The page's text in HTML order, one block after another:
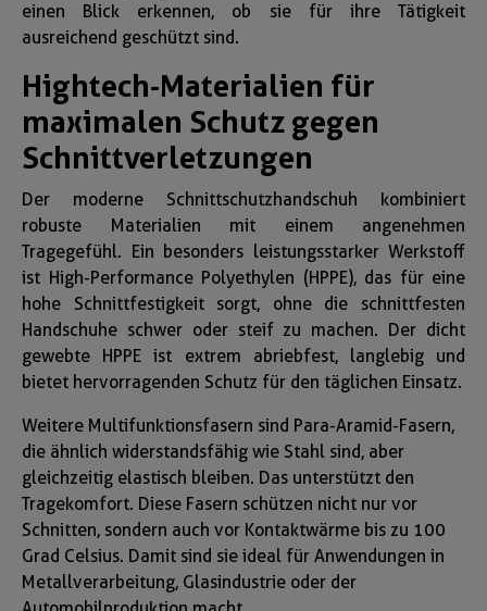
einen Blick erkennen, ob sie für ihre Tätigkeit
ausreichend geschützt sind.
Hightech-Materialien für
maximalen Schutz gegen
Schnittverletzungen
Der moderne Schnittschutzhandschuh kombiniert
robuste Materialien mit einem angenehmen
Tragegefühl. Ein besonders leistungsstarker Werkstoff
ist High-Performance Polyethylen (HPPE), das für eine
hohe Schnittfestigkeit sorgt, ohne die schnittfesten
Handschuhe schwer oder steif zu machen. Der dicht
gewebte HPPE ist extrem abriebfest, langlebig und
bietet hervorragenden Schutz für den täglichen Einsatz.
Weitere Multifunktionsfasern sind Para-Aramid-Fasern,
die ähnlich widerstandsfähig wie Stahl sind, aber
gleichzeitig elastisch bleiben. Das unterstützt den
Tragekomfort. Diese Fasern schützen nicht nur vor
Schnitten, sondern auch vor Kontaktwärme bis zu 100
Grad Celsius. Damit sind sie ideal für Anwendungen in
Metallverarbeitung, Glasindustrie oder der